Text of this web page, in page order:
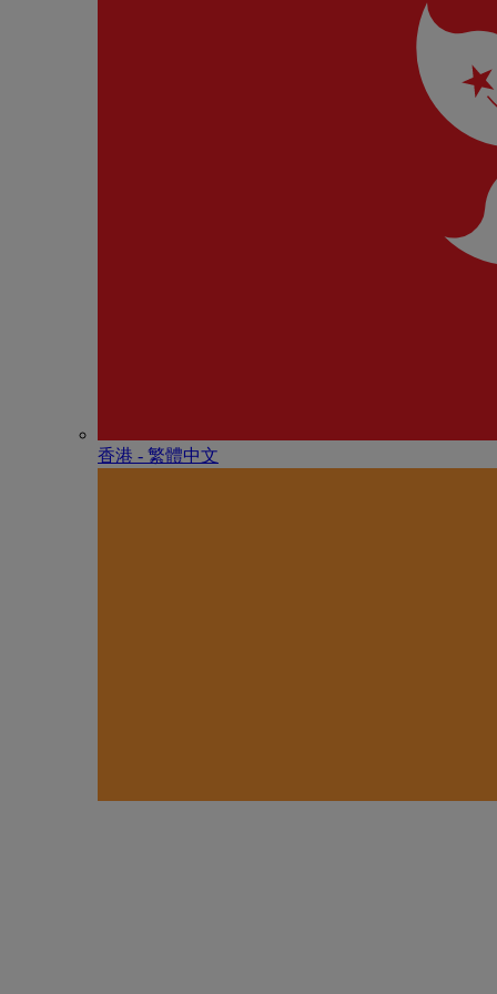
香港 - 繁體中文